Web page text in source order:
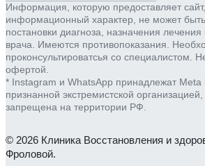
© 2026 Клиника Восстановления и
Фроловой.
Информация, которую предоставляет
информационный характер, не может
постановки диагноза, назначения
врача. Имеются противопоказания.
проконсультироватсья со специалистом.
офертой.
* Instagram и WhatsApp принадлежат Meta
признанной экстремистской
запрещена на территории РФ.